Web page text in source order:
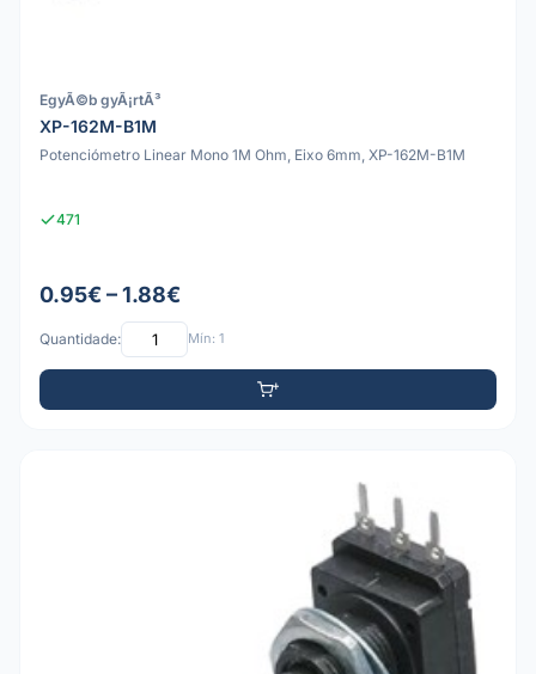
EgyÃ©b gyÃ¡rtÃ³
XP-162M-B1M
Potenciómetro Linear Mono 1M Ohm, Eixo 6mm, XP-162M-B1M
471
0.95€ – 1.88€
Quantidade: Mín: 1